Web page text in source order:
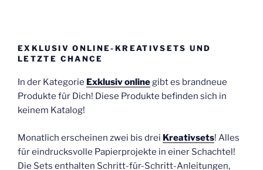
EXKLUSIV ONLINE-KREATIVSETS UND
LETZTE CHANCE
In der Kategorie Exklusiv onlinegibt es brandneue
Produkte für Dich! Diese Produkte befinden sich in
keinem Katalog!
Monatlich erscheinen zwei bis drei Kreativsets! Alles
für eindrucksvolle Papierprojekte in einer Schachtel!
Die Sets enthalten Schritt-für-Schritt-Anleitungen,